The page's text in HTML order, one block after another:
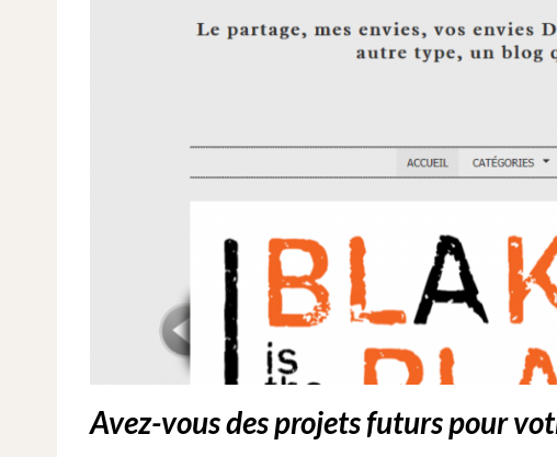
Avez-vous des projets futurs pour